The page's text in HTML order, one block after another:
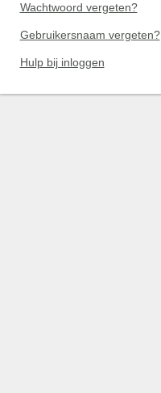
Wachtwoord vergeten?
Gebruikersnaam vergeten?
Hulp bij inloggen